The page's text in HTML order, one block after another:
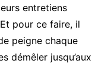
entretiens
pour ce faire, il
peigne chaque
démêler jusqu’aux